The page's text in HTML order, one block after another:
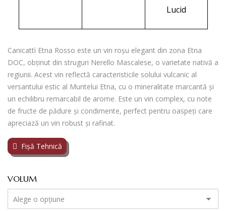
Lucid
Canicattì Etna Rosso este un vin roșu elegant din zona Etna
DOC, obținut din struguri Nerello Mascalese, o varietate nativă a
regiunii. Acest vin reflectă caracteristicile solului vulcanic al
versantului estic al Muntelui Etna, cu o mineralitate marcantă și
un echilibru remarcabil de arome. Este un vin complex, cu note
de fructe de pădure și condimente, perfect pentru oaspeți care
apreciază un vin robust și rafinat.
Fișă Tehnică
VOLUM